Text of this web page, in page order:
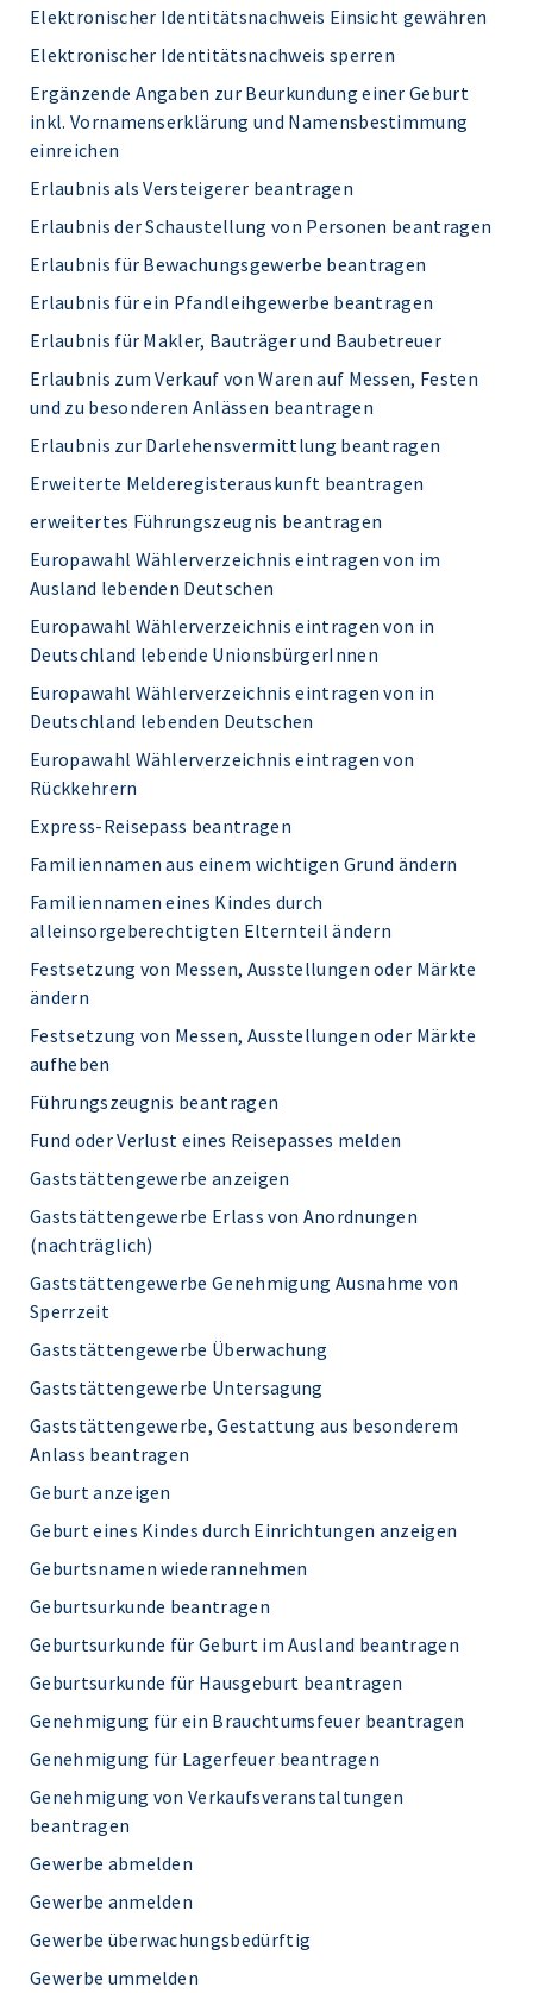
Elektronischer Identitätsnachweis Einsicht gewähren
Elektronischer Identitätsnachweis sperren
Ergänzende Angaben zur Beurkundung einer Geburt
inkl. Vornamenserklärung und Namensbestimmung
einreichen
Erlaubnis als Versteigerer beantragen
Erlaubnis der Schaustellung von Personen beantragen
Erlaubnis für Bewachungsgewerbe beantragen
Erlaubnis für ein Pfandleihgewerbe beantragen
Erlaubnis für Makler, Bauträger und Baubetreuer
Erlaubnis zum Verkauf von Waren auf Messen, Festen
und zu besonderen Anlässen beantragen
Erlaubnis zur Darlehensvermittlung beantragen
Erweiterte Melderegisterauskunft beantragen
erweitertes Führungszeugnis beantragen
Europawahl Wählerverzeichnis eintragen von im
Ausland lebenden Deutschen
Europawahl Wählerverzeichnis eintragen von in
Deutschland lebende UnionsbürgerInnen
Europawahl Wählerverzeichnis eintragen von in
Deutschland lebenden Deutschen
Europawahl Wählerverzeichnis eintragen von
Rückkehrern
Express-Reisepass beantragen
Familiennamen aus einem wichtigen Grund ändern
Familiennamen eines Kindes durch
alleinsorgeberechtigten Elternteil ändern
Festsetzung von Messen, Ausstellungen oder Märkte
ändern
Festsetzung von Messen, Ausstellungen oder Märkte
aufheben
Führungszeugnis beantragen
Fund oder Verlust eines Reisepasses melden
Gaststättengewerbe anzeigen
Gaststättengewerbe Erlass von Anordnungen
(nachträglich)
Gaststättengewerbe Genehmigung Ausnahme von
Sperrzeit
Gaststättengewerbe Überwachung
Gaststättengewerbe Untersagung
Gaststättengewerbe, Gestattung aus besonderem
Anlass beantragen
Geburt anzeigen
Geburt eines Kindes durch Einrichtungen anzeigen
Geburtsnamen wiederannehmen
Geburtsurkunde beantragen
Geburtsurkunde für Geburt im Ausland beantragen
Geburtsurkunde für Hausgeburt beantragen
Genehmigung für ein Brauchtumsfeuer beantragen
Genehmigung für Lagerfeuer beantragen
Genehmigung von Verkaufsveranstaltungen
beantragen
Gewerbe abmelden
Gewerbe anmelden
Gewerbe überwachungsbedürftig
Gewerbe ummelden